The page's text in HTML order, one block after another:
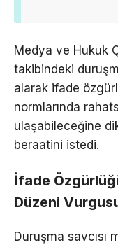
Medya ve Hukuk
takibindeki
alarak ifade
normlarında
ulaşabileceğine
beraatini istedi.
İfade
Düzeni
Duruşma savcısı